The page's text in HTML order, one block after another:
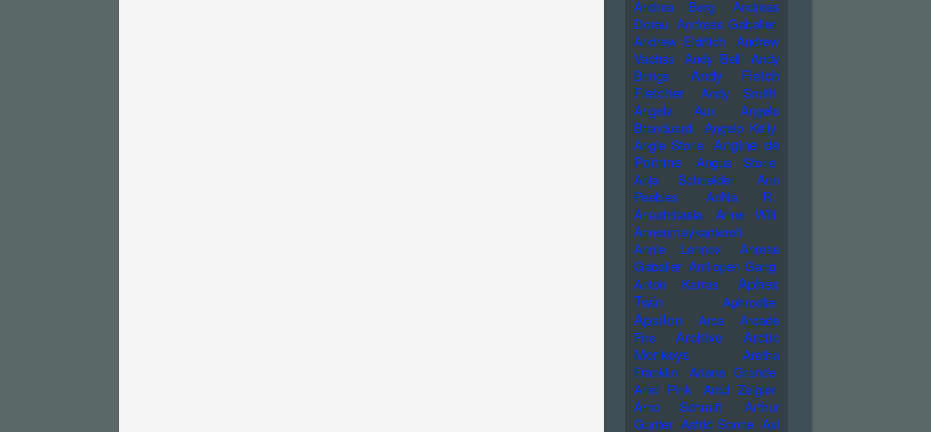
Andrea Berg
Andreas
Dorau Andreas Gabalier
Andrew Eldritch
Andrew
Vachss Andy Bell
Andy
Brings
Andy Fletch
Fletcher
Andy Smith
Angela Aux
Angelo
Branduardi Angelo Kelly
Angie Stone Angine de
Poitrine
Angus Stone
Anja Schneider
Ann
Peebles
AnNa R.
Annahstasia
Anne Will
Annenmaykantereit
Annie Lennox
Anreas
Gabalier Antilopen Gang
Anton Karras
Aphex
Twin
Aphrodite
Apsilon Arca
Arcade
Fire
Archive
Arctic
Monkeys
Aretha
Franklin
Ariana Grande
Ariel Pink
Arnd Zeigler
Arno Schmitt
Arthur
Gunter Astrid Sonne Axl